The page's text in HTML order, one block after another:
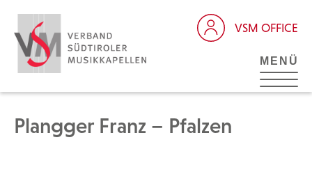
VSM OFFICE
MENÜ
Plangger Franz – Pfalzen